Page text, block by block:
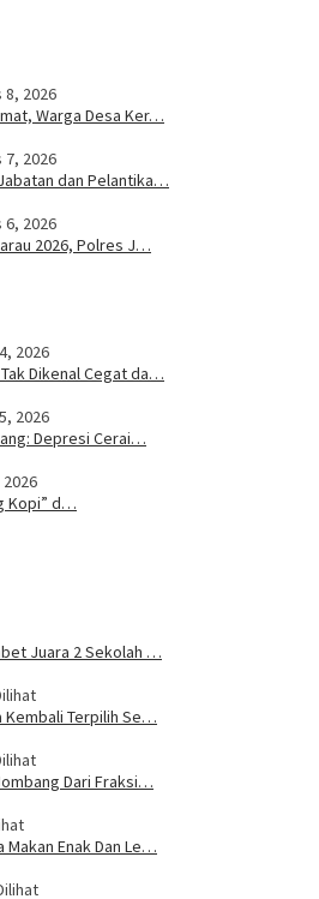
2026
Warga Desa Ker…
2026
dan Pelantika…
2026
2026, Polres J…
2026
Dikenal Cegat da…
2026
Depresi Cerai…
Kopi” d…
Juara 2 Sekolah …
Kembali Terpilih Se…
Dari Fraksi…
Makan Enak Dan Le…